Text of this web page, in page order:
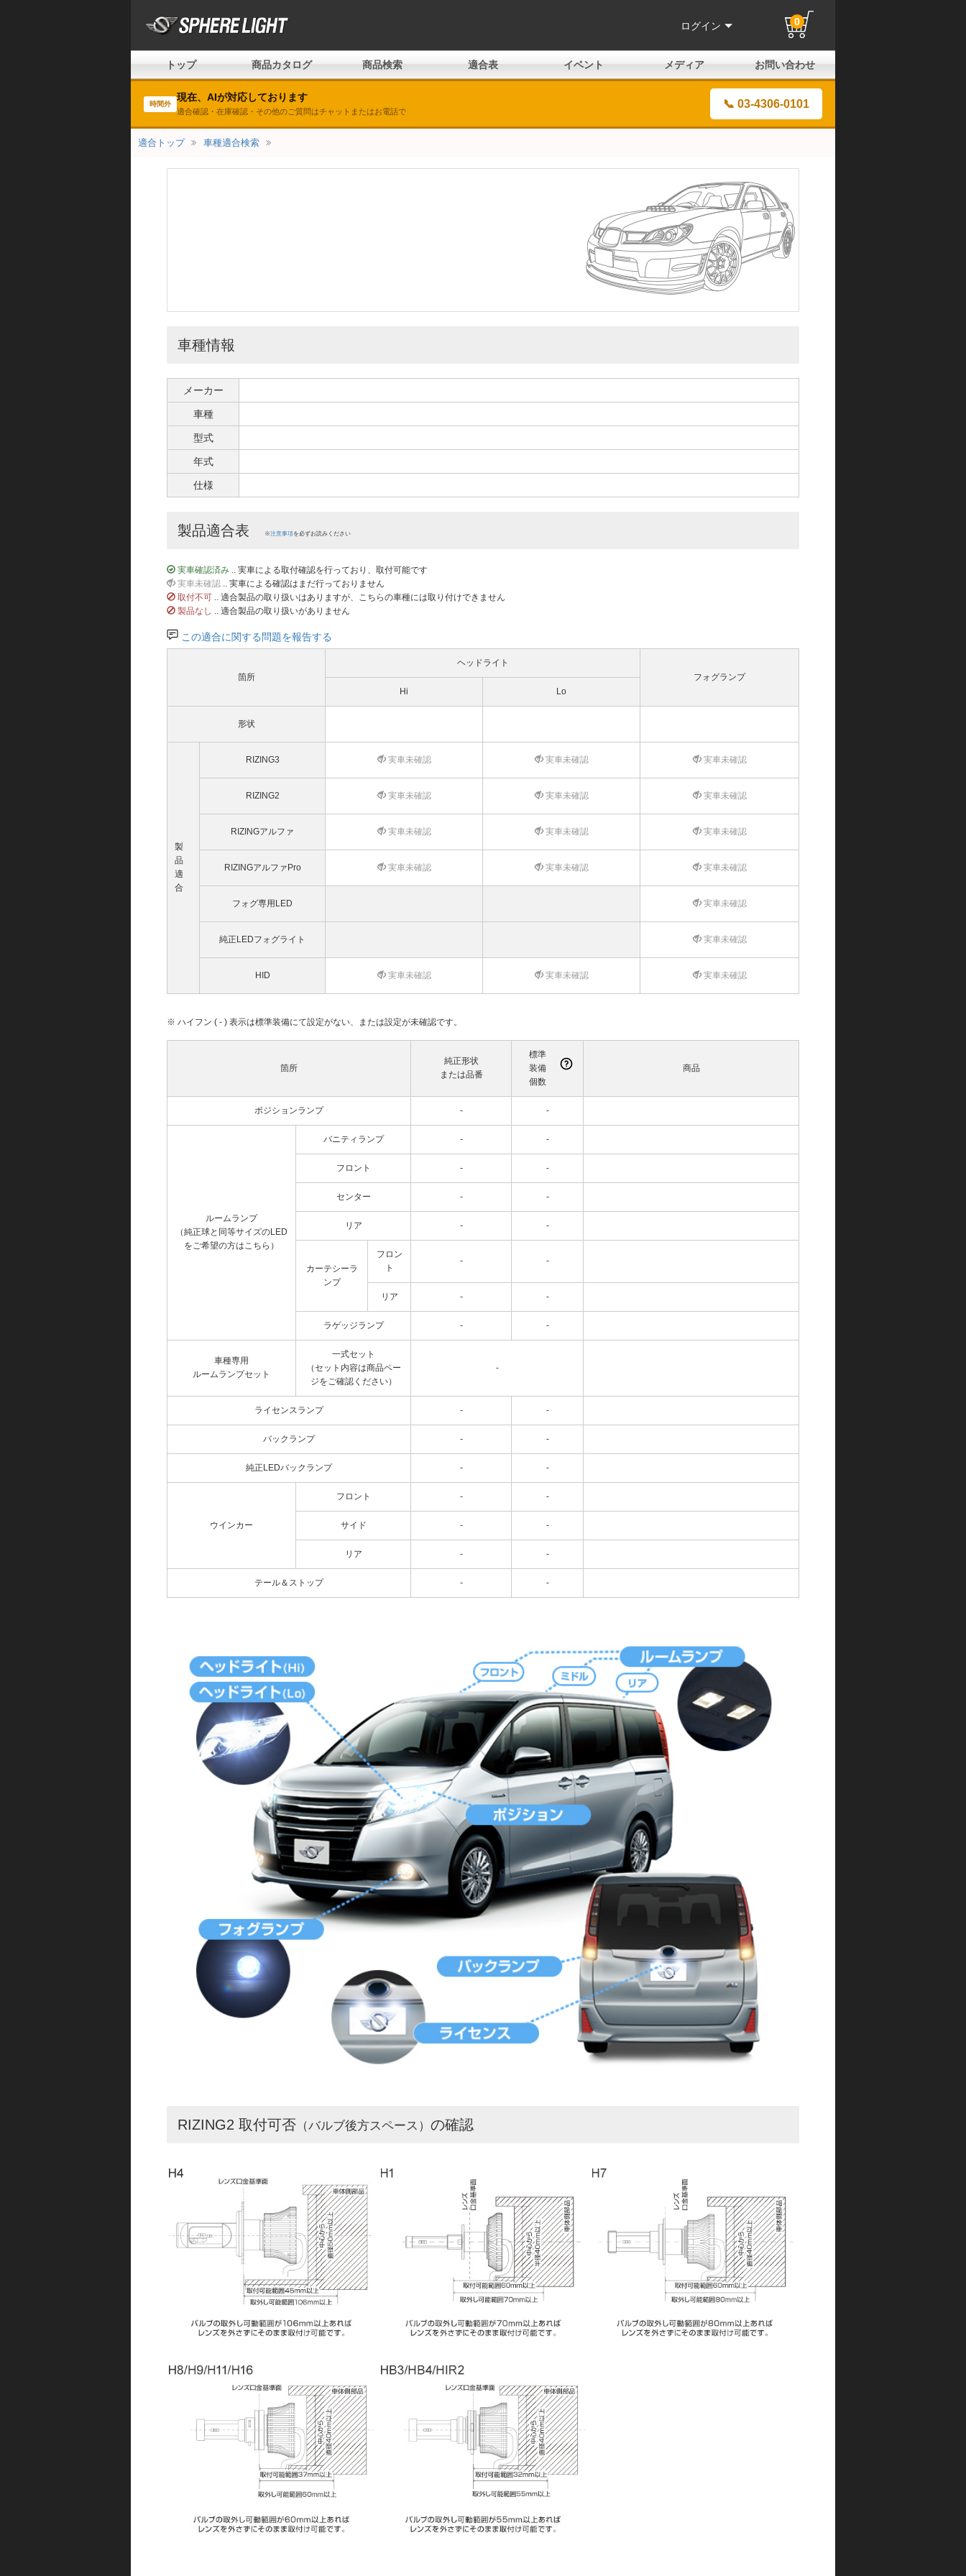
ログイン 0
トップ 商品カタログ 商品検索 適合表 イベント メディア お問い合わせ
時間外
現在、AIが対応しております
適合確認・在庫確認・その他のご質問はチャットまたはお電話で
📞 03-4306-0101
適合トップ 車種適合検索
車種情報
メーカー
車種
型式
年式
仕様
製品適合表 ※注意事項を必ずお読みください
実車確認済み .. 実車による取付確認を行っており、取付可能です
実車未確認 .. 実車による確認はまだ行っておりません
取付不可 .. 適合製品の取り扱いはありますが、こちらの車種には取り付けできません
製品なし .. 適合製品の取り扱いがありません
この適合に関する問題を報告する
箇所
ヘッドライト
フォグランプ
Hi
Lo
形状
製
品
適
合
RIZING3 実車未確認 実車未確認 実車未確認
RIZING2 実車未確認 実車未確認 実車未確認
RIZINGアルファ 実車未確認 実車未確認 実車未確認
RIZINGアルファPro 実車未確認 実車未確認 実車未確認
フォグ専用LED 実車未確認
純正LEDフォグライト 実車未確認
HID 実車未確認 実車未確認 実車未確認
※ ハイフン ( - ) 表示は標準装備にて設定がない、または設定が未確認です。
箇所
純正形状
または品番
標準
装備
個数
商品
ポジションランプ - -
ルームランプ
（純正球と同等サイズのLED
をご希望の方はこちら）
バニティランプ - -
フロント - -
センター - -
リア - -
カーテシーラ
ンプ
フロン
ト
- -
リア - -
ラゲッジランプ - -
車種専用
ルームランプセット
一式セット
（セット内容は商品ペー
ジをご確認ください）
-
ライセンスランプ - -
バックランプ - -
純正LEDバックランプ - -
ウインカー
フロント - -
サイド - -
リア - -
テール＆ストップ - -
RIZING2 取付可否 （バルブ後方スペース） の確認